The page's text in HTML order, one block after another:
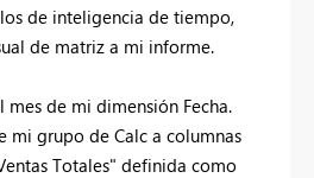
de inteligencia de tiempo,
de matriz a mi informe.
mes de mi dimensión Fecha.
mi grupo de Calc a columnas
Totales" definida como